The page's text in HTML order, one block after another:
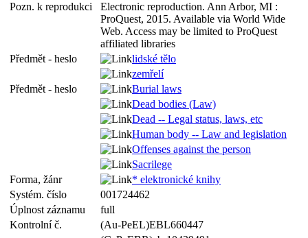
Pozn. k reprodukci
Electronic reproduction. Ann Arbor, MI :
ProQuest, 2015. Available via World Wide
Web. Access may be limited to ProQuest
affiliated libraries
Předmět - heslo
lidské tělo
zemřelí
Předmět - heslo
Burial laws
Dead bodies (Law)
Dead -- Legal status, laws, etc
Human body -- Law and legislation
Offenses against the person
Sacrilege
Forma, žánr
* elektronické knihy
Systém. číslo
001724462
Úplnost záznamu
full
Kontrolní č.
(Au-PeEL)EBL660447